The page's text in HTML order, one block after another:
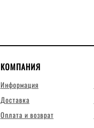
КОМПАНИЯ
Информация
Доставка
Оплата и возврат